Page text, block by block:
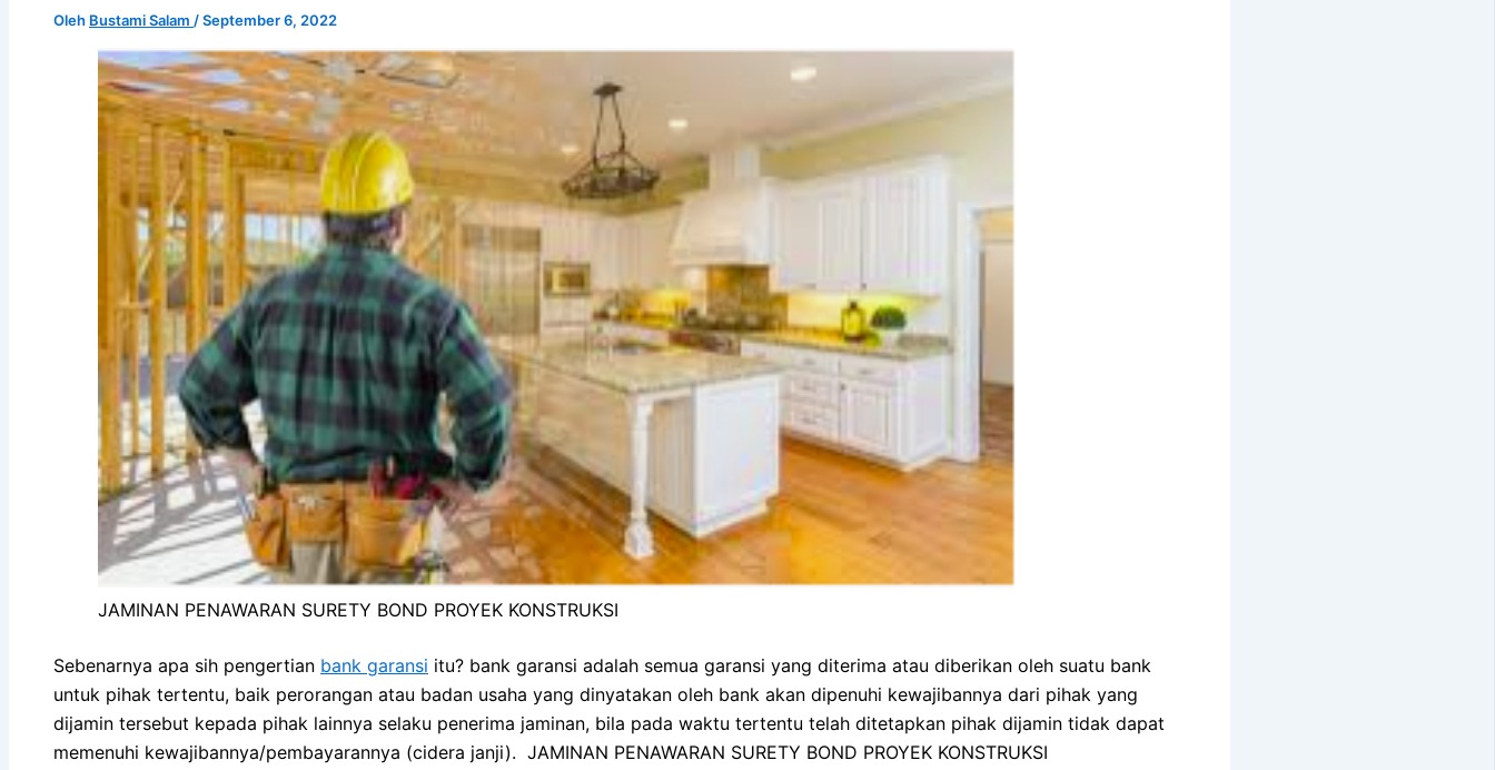
Oleh Bustami Salam /September 6, 2022
JAMINAN PENAWARAN SURETY BOND PROYEK KONSTRUKSI
Sebenarnya apa sih pengertian bank garansi itu? bank garansi adalah semua garansi yang diterima atau diberikan oleh suatu bank
untuk pihak tertentu, baik perorangan atau badan usaha yang dinyatakan oleh bank akan dipenuhi kewajibannya dari pihak yang
dijamin tersebut kepada pihak lainnya selaku penerima jaminan, bila pada waktu tertentu telah ditetapkan pihak dijamin tidak dapat
memenuhi kewajibannya/pembayarannya (cidera janji). JAMINAN PENAWARAN SURETY BOND PROYEK KONSTRUKSI